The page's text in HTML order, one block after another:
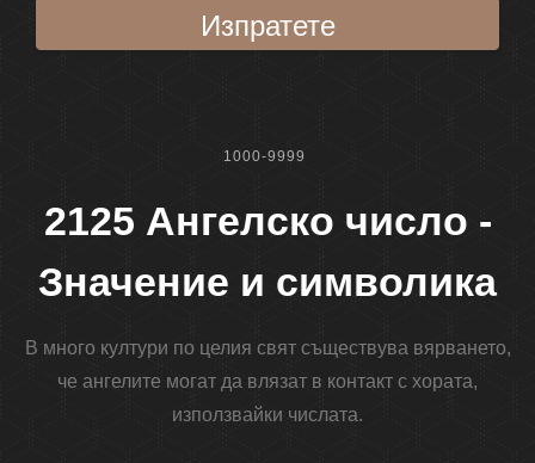
Изпратете
1000-9999
2125 Ангелско число -
Значение и символика
В много култури по целия свят съществува вярването,
че ангелите могат да влязат в контакт с хората,
използвайки числата.